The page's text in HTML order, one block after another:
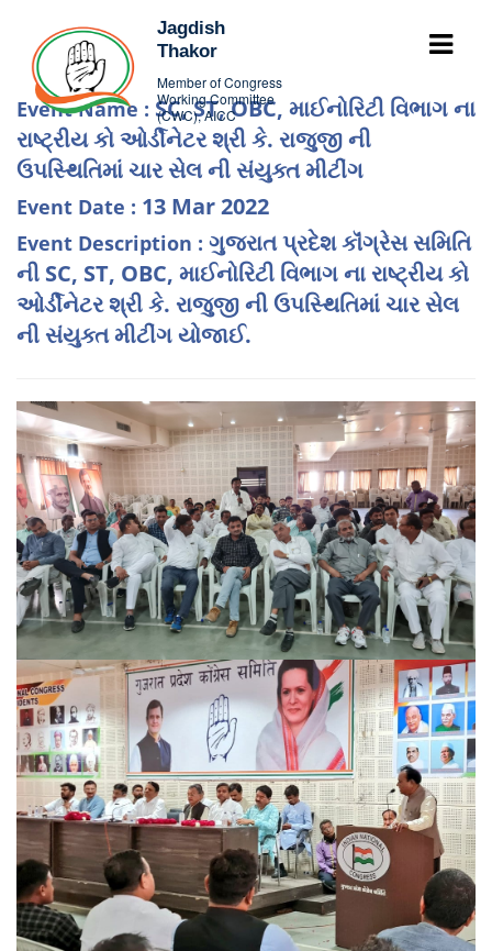
Jagdish
Thakor
Member of Congress
Working Committee
(CWC), AICC
Event Name : SC, ST, OBC, માઈનોરિટી વિભાગ ના
રાષ્ટ્રીય કો ઓર્ડીનેટર શ્રી કે. રાજુજી ની
ઉપસ્થિતિમાં ચાર સેલ ની સંયુક્ત મીટીંગ
Event Date : 13 Mar 2022
Event Description : ગુજરાત પ્રદેશ કૉંગ્રેસ સમિતિ
ની SC, ST, OBC, માઈનોરિટી વિભાગ ના રાષ્ટ્રીય કો
ઓર્ડીનેટર શ્રી કે. રાજુજી ની ઉપસ્થિતિમાં ચાર સેલ
ની સંયુક્ત મીટીંગ યોજાઈ.